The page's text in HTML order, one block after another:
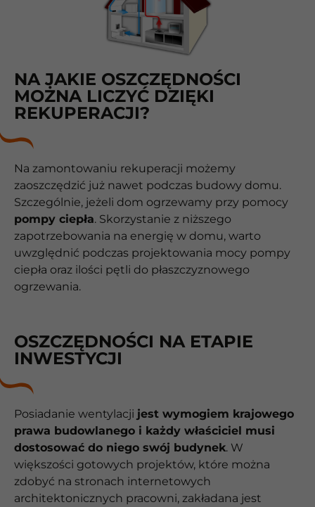
NA JAKIE OSZCZĘDNOŚCI
MOŻNA LICZYĆ DZIĘKI
REKUPERACJI?
Na zamontowaniu rekuperacji możemy
zaoszczędzić już nawet podczas budowy domu.
Szczególnie, jeżeli dom ogrzewamy przy pomocy
pompy ciepła. Skorzystanie z niższego
zapotrzebowania na energię w domu, warto
uwzględnić podczas projektowania mocy pompy
ciepła oraz ilości pętli do płaszczyznowego
ogrzewania.
OSZCZĘDNOŚCI NA ETAPIE
INWESTYCJI
Posiadanie wentylacji jest wymogiem krajowego
prawa budowlanego i każdy właściciel musi
dostosować do niego swój budynek. W
większości gotowych projektów, które można
zdobyć na stronach internetowych
architektonicznych pracowni, zakładana jest